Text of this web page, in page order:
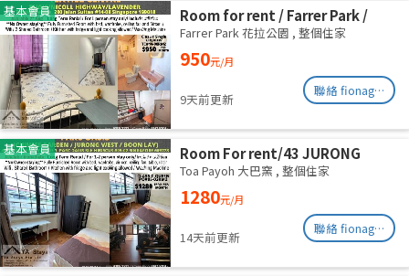
基本會員
Room for rent / Farrer Park /
Serangoon / Common room /
1pax stay / Available 27 Aug
Farrer Park 花拉公園 , 整個住家
950元/月
9天前更新
聯絡 fionag@transinex.com.sg
基本會員
Room For rent/43 JURONG
EAST AVENUE 1, PARC OASIS
BLK HIBISCUS 60977
Road/commen /for 1pax/
Available Immediate
Toa Payoh 大巴窯 , 整個住家
1280元/月
14天前更新
聯絡 fionag@transinex.com.sg